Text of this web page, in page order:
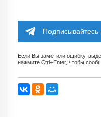
Если Вы заметили ошибку,
нажмите Ctrl+Enter, чтобы